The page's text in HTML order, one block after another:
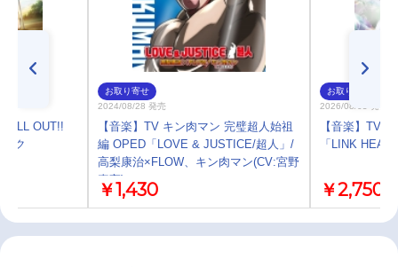
ALL OUT!!
ク
お取り寄せ
2024/08/28 発売
【音楽】TV キン肉マン 完璧超人始祖
編 OPED「LOVE & JUSTICE/超人」/
高梨康治×FLOW、キン肉マン(CV:宮野
真守)
￥1,430
お取り寄せ
2026/08/05 発売
【音楽】TV
「LINK
￥2,750